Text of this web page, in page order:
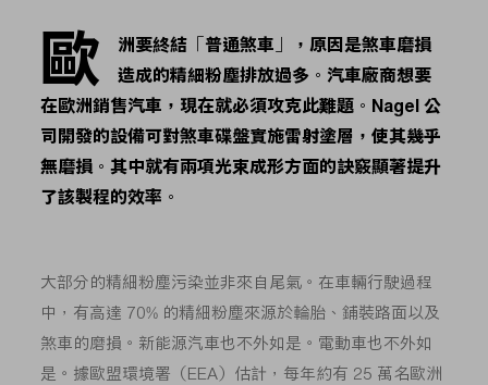
歐
洲要終結「普通煞車」，原因是煞車磨損
造成的精細粉塵排放過多。汽車廠商想要
在歐洲銷售汽車，現在就必須攻克此難題。Nagel 公
司開發的設備可對煞車碟盤實施雷射塗層，使其幾乎
無磨損。其中就有兩項光束成形方面的訣竅顯著提升
了該製程的效率。
大部分的精細粉塵污染並非來自尾氣。在車輛行駛過程
中，有高達 70% 的精細粉塵來源於輪胎、鋪裝路面以及
煞車的磨損。新能源汽車也不外如是。電動車也不外如
是。據歐盟環境署（EEA）估計，每年約有 25 萬名歐洲